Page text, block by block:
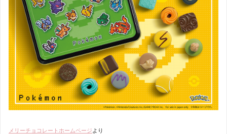
メリーチョコレートホームページ より